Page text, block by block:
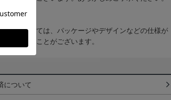
品によっては、パッケージやデザインなどの仕様が
更になることがございます。
について